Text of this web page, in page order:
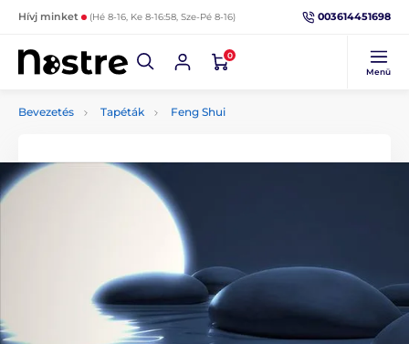
Hívj minket (Hé 8-16, Ke 8-16:58, Sze-Pé 8-16) 003614451698
0
Menü
Bevezetés Tapéták Feng Shui